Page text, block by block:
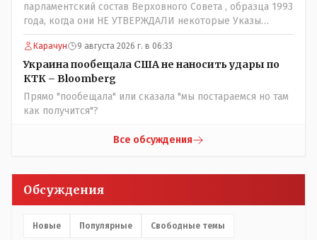
парламентский состав Верховного Совета , образца 1993
года, когда они НЕ УТВЕРЖДАЛИ некоторые Указы
Назарбаева, особенно в части выборов и перевыборов и
некоторых вопросах внутренней политики, и тогда
Назарбай волевым Указом РАСПУСТИЛ этот бунтарский
состав. Имя - Серикболсын Абдильдин вам знакомо -
юывший секретарь ЦК КП Казахстана , впоследствии -
депутат Верховного Совета и Мажлиса и Председатель
партии коммунстов- он в то время и после и причём
НЕОДНОКРАТНО, указывал и многократно на недостатки
Назарбая и предлагал ему самому ДОБРОВОЛЬНО уйти с
Карачун 9 августа 2026 г. в 06:33
Украина пообещала США не наносить удары по
КТК – Bloomberg
Прямо "пообещала" или сказала "мы постараемся но там
как получится"?
Все обсуждения
Обсуждения
Новые Популярные Свободные темы